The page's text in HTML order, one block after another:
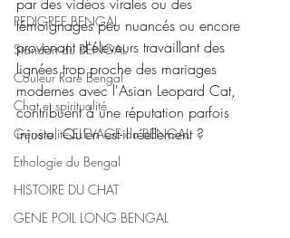
PEDIGREE BENGAL
Standart du BENGAL
Couleur Rare Bengal
Chat et spiritualité
Généralité ELEVAGE du BENGAL
Ethologie du Bengal
HISTOIRE DU CHAT
GENE POIL LONG BENGAL
témoignages peu nuancés ou encore
provenant d'éleveurs travaillant des
lignées trop proche des mariages
modernes avec l'Asian Leopard Cat,
contribuent à une réputation parfois
injuste. Qu’en est-il réellement ?